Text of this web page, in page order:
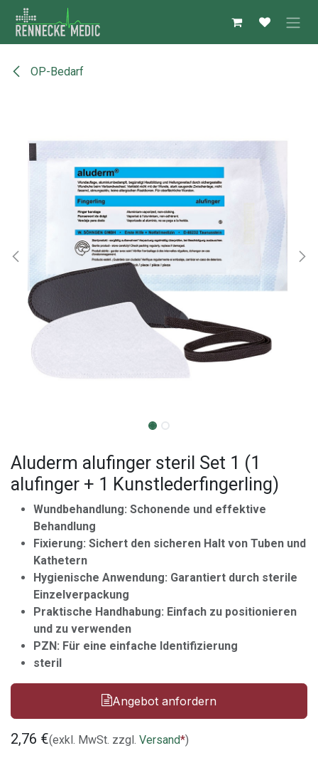
Zum Inhalt springen
OP-Bedarf
Aluderm alufinger steril Set 1 (1
alufinger + 1 Kunstlederfingerling)
Wundbehandlung: Schonende und effektive
Behandlung
Fixierung: Sichert den sicheren Halt von Tuben und
Kathetern
Hygienische Anwendung: Garantiert durch sterile
Einzelverpackung
Praktische Handhabung: Einfach zu positionieren
und zu verwenden
PZN: Für eine einfache Identifizierung
steril
Angebot anfordern
2,76 €(exkl. MwSt. zzgl. Versand*)